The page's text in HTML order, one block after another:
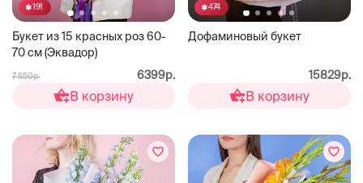
191
Букет из 15 красных роз 60-
70 см (Эквадор)
7 550р. 6399р.
В корзину
474
Дофаминовый букет
15829р.
В корзину